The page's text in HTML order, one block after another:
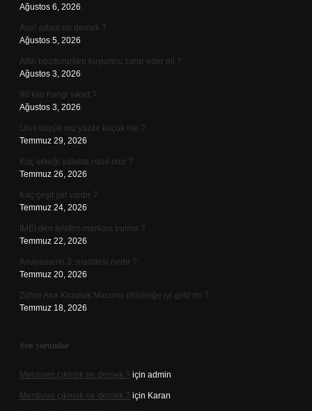
Ağustos 6, 2026
Avel adam ne demek ?
Ağustos 5, 2026
Altın bozdururken kuyumcu zarar eder mi ?
Ağustos 3, 2026
90 kilo hangi sıklet ?
Ağustos 3, 2026
Ulus büyük mü yazılır küçük mü ?
Temmuz 29, 2026
Koç erkeği yatakta nasıl olur ?
Temmuz 26, 2026
Kaç çeşit yat vardır ?
Temmuz 24, 2026
IMEI den telefon markası bulma ?
Temmuz 22, 2026
Anayasanın 3. maddesi nedir ?
Temmuz 20, 2026
Zühre Ana Kozalak Macunu öksürüğe iyi gelir mi ?
Temmuz 18, 2026
Son yorumlar
Merdiven çıkmak ne demek ? için admin
Merdiven çıkmak ne demek ? için Karan